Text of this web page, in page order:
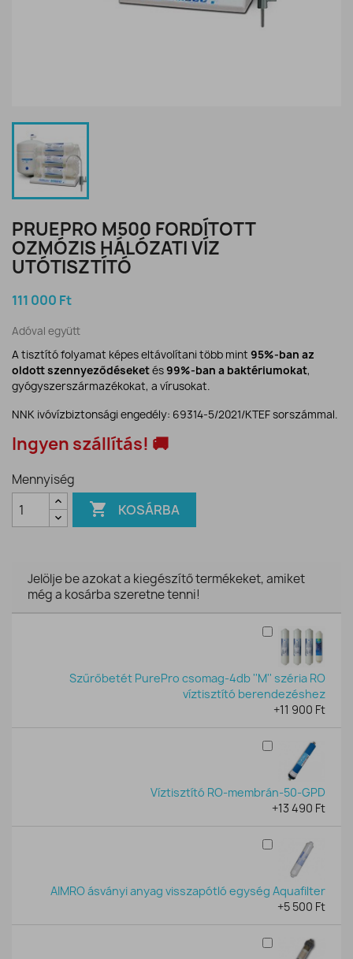
PRUEPRO M500 FORDÍTOTT
OZMÓZIS HÁLÓZATI VÍZ
UTÓTISZTÍTÓ
111 000 Ft
Adóval együtt
A tisztító folyamat képes eltávolítani több mint 95%-ban az
oldott szennyeződéseketés99%-ban a baktériumokat,
gyógyszerszármazékokat, a vírusokat.
NNK ivóvízbiztonsági engedély: 69314-5/2021/KTEF sorszámmal.
Ingyen szállítás! 🚚
Mennyiség
 KOSÁRBA
Jelölje be azokat a kiegészítő termékeket, amiket
még a kosárba szeretne tenni!
Szűrőbetét PurePro csomag-4db ''M'' széria RO
víztisztító berendezéshez
+11 900 Ft
Víztisztító RO-membrán-50-GPD
+13 490 Ft
AIMRO ásványi anyag visszapótló egység Aquafilter
+5 500 Ft